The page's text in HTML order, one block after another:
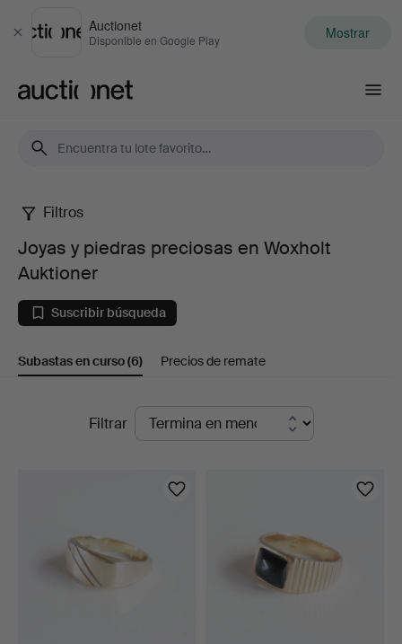
Cerrar
Auctionet
Disponible en Google Play Mostrar
Joyas
piedras
preciosas
Woxholt
Filtros
Joyas y piedras preciosas en Woxholt
Auktioner
Suscribir búsqueda
Subastas en curso(6) Precios de remate
SubastasFiltrar